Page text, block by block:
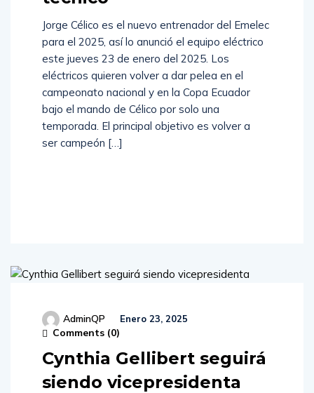
Jorge Célico es el nuevo entrenador del Emelec
para el 2025, así lo anunció el equipo eléctrico
este jueves 23 de enero del 2025. Los
eléctricos quieren volver a dar pelea en el
campeonato nacional y en la Copa Ecuador
bajo el mando de Célico por solo una
temporada. El principal objetivo es volver a
ser campeón […]
AdminQP Enero 23, 2025
Comments (0)
Cynthia Gellibert seguirá
siendo vicepresidenta